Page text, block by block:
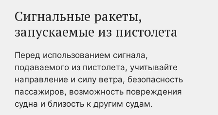
Сигнальные ракеты,
запускаемые из пистолета
Перед использованием сигнала,
подаваемого из пистолета, учитывайте
направление и силу ветра, безопасность
пассажиров, возможность повреждения
судна и близость к другим судам.